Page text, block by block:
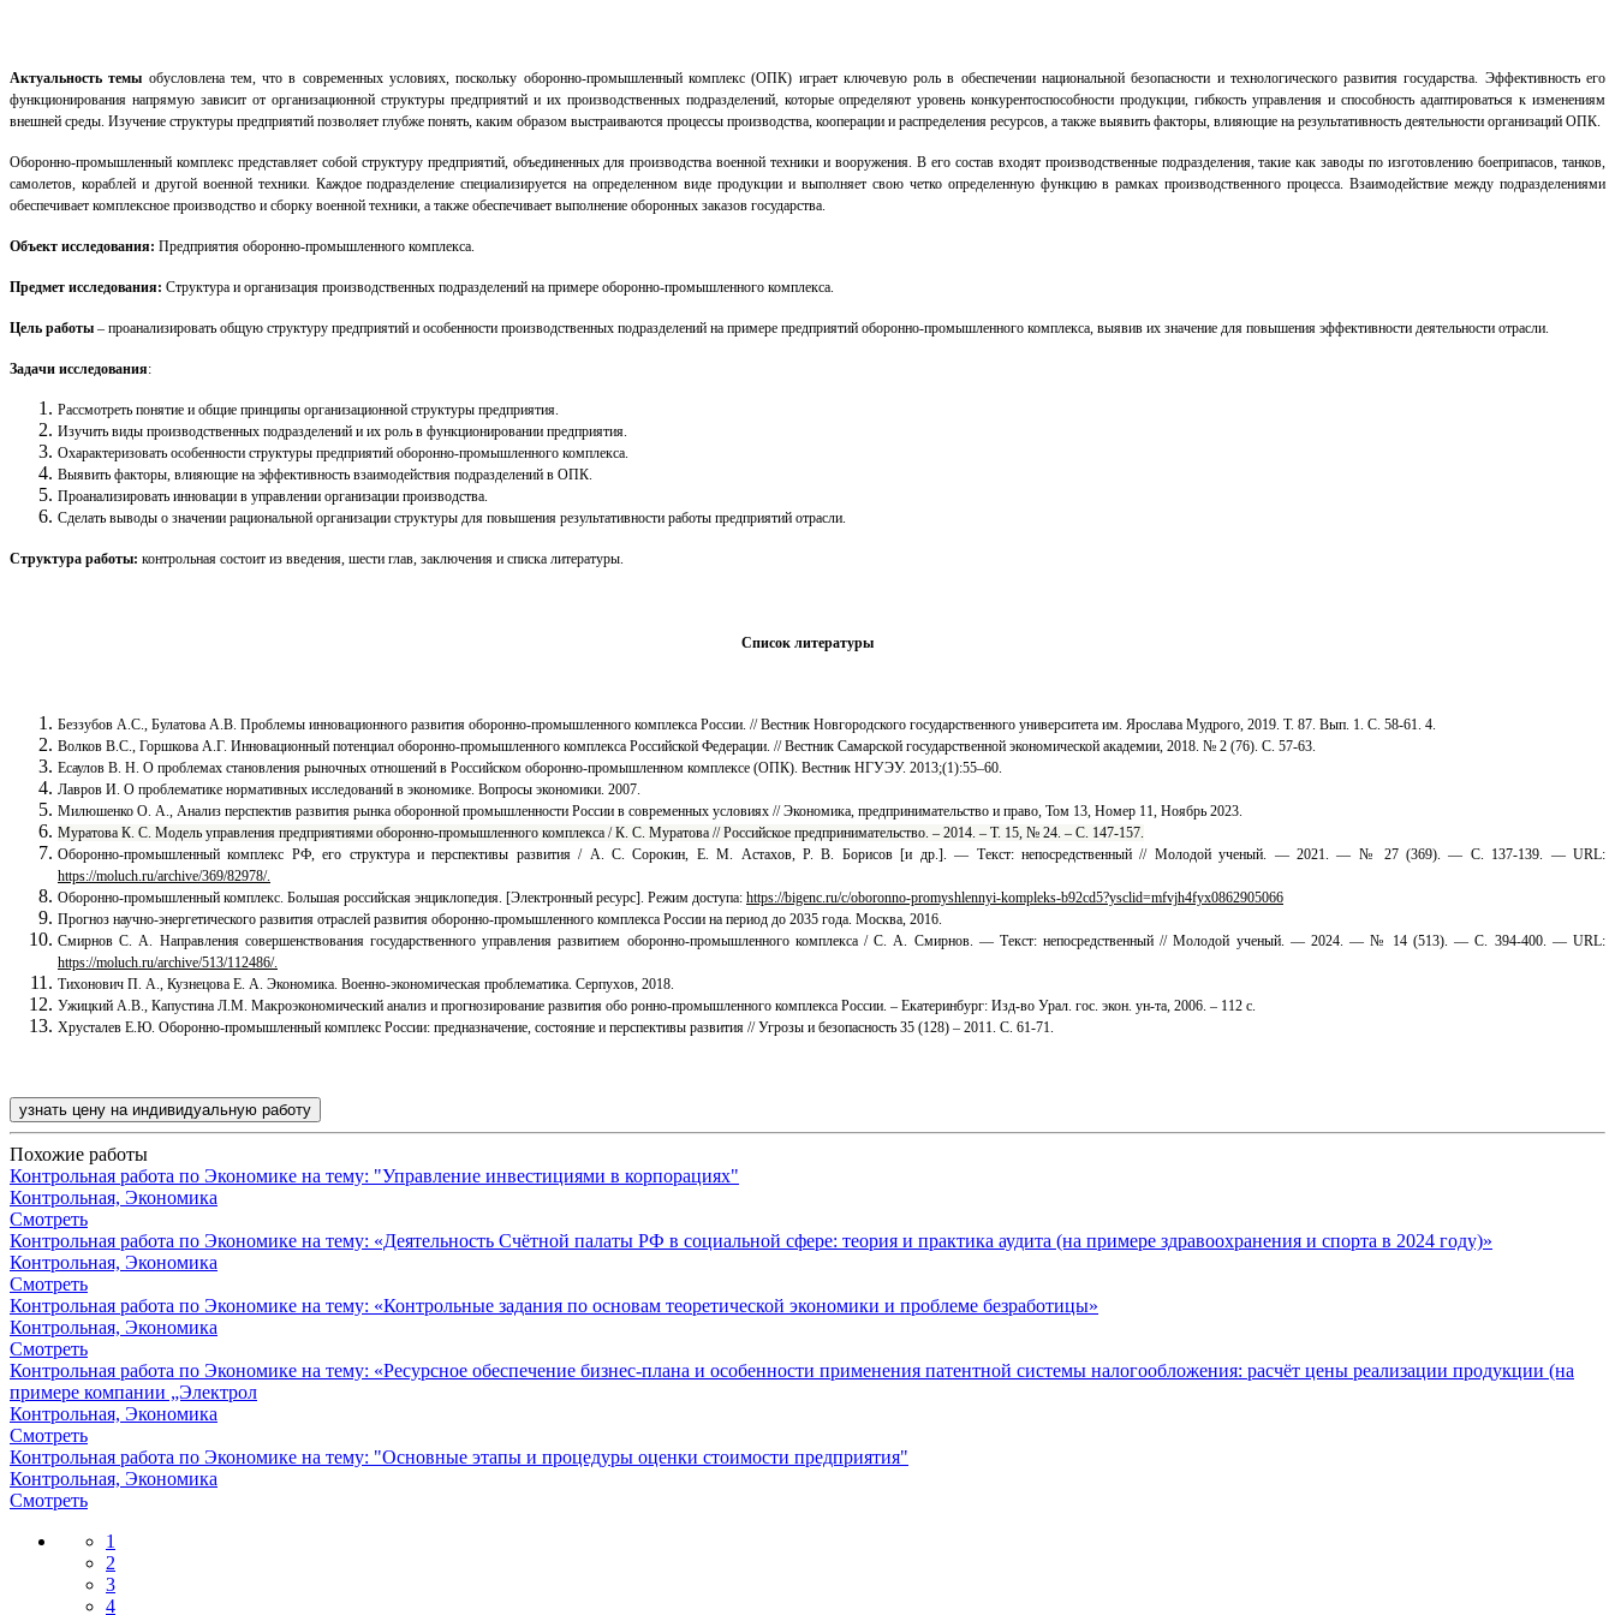
Актуальность темы обусловлена тем, что в современных условиях, поскольку оборонно-промышленный комплекс (ОПК) играет ключевую роль в обеспечении национальной безопасности и технологического развития государства. Эффективность его
функционирования напрямую зависит от организационной структуры предприятий и их производственных подразделений, которые определяют уровень конкурентоспособности продукции, гибкость управления и способность адаптироваться к изменениям
внешней среды. Изучение структуры предприятий позволяет глубже понять, каким образом выстраиваются процессы производства, кооперации и распределения ресурсов, а также выявить факторы, влияющие на результативность деятельности организаций ОПК.
Оборонно-промышленный комплекс представляет собой структуру предприятий, объединенных для производства военной техники и вооружения. В его состав входят производственные подразделения, такие как заводы по изготовлению боеприпасов, танков,
самолетов, кораблей и другой военной техники. Каждое подразделение специализируется на определенном виде продукции и выполняет свою четко определенную функцию в рамках производственного процесса. Взаимодействие между подразделениями
обеспечивает комплексное производство и сборку военной техники, а также обеспечивает выполнение оборонных заказов государства.
Объект исследования: Предприятия оборонно-промышленного комплекса.
Предмет исследования: Структура и организация производственных подразделений на примере оборонно-промышленного комплекса.
Цель работы – проанализировать общую структуру предприятий и особенности производственных подразделений на примере предприятий оборонно-промышленного комплекса, выявив их значение для повышения эффективности деятельности отрасли.
Задачи исследования:
Рассмотреть понятие и общие принципы организационной структуры предприятия.
Изучить виды производственных подразделений и их роль в функционировании предприятия.
Охарактеризовать особенности структуры предприятий оборонно-промышленного комплекса.
Выявить факторы, влияющие на эффективность взаимодействия подразделений в ОПК.
Проанализировать инновации в управлении организации производства.
Сделать выводы о значении рациональной организации структуры для повышения результативности работы предприятий отрасли.
Структура работы: контрольная состоит из введения, шести глав, заключения и списка литературы.
Список литературы
Беззубов А.С., Булатова А.В. Проблемы инновационного развития оборонно-промышленного комплекса России. // Вестник Новгородского государственного университета им. Ярослава Мудрого, 2019. Т. 87. Вып. 1. С. 58-61. 4.
Волков В.С., Горшкова А.Г. Инновационный потенциал оборонно-промышленного комплекса Российской Федерации. // Вестник Самарской государственной экономической академии, 2018. № 2 (76). С. 57-63.
Есаулов В. Н. О проблемах становления рыночных отношений в Российском оборонно-промышленном комплексе (ОПК). Вестник НГУЭУ. 2013;(1):55–60.
Лавров И. О проблематике нормативных исследований в экономике. Вопросы экономики. 2007.
Милюшенко О. А., Анализ перспектив развития рынка оборонной промышленности России в современных условиях // Экономика, предпринимательство и право, Том 13, Номер 11, Ноябрь 2023.
Муратова К. С. Модель управления предприятиями оборонно-промышленного комплекса / К. С. Муратова // Российское предпринимательство. – 2014. – Т. 15, № 24. – С. 147-157.
Оборонно-промышленный комплекс РФ, его структура и перспективы развития / А. С. Сорокин, Е. М. Астахов, Р. В. Борисов [и др.]. — Текст: непосредственный // Молодой ученый. — 2021. — № 27 (369). — С. 137-139. — URL:
https://moluch.ru/archive/369/82978/.
Оборонно-промышленный комплекс. Большая российская энциклопедия. [Электронный ресурс]. Режим доступа: https://bigenc.ru/c/oboronno-promyshlennyi-kompleks-b92cd5?ysclid=mfvjh4fyx0862905066
Прогноз научно-энергетического развития отраслей развития оборонно-промышленного комплекса России на период до 2035 года. Москва, 2016.
Смирнов С. А. Направления совершенствования государственного управления развитием оборонно-промышленного комплекса / С. А. Смирнов. — Текст: непосредственный // Молодой ученый. — 2024. — № 14 (513). — С. 394-400. — URL:
https://moluch.ru/archive/513/112486/.
Тихонович П. А., Кузнецова Е. А. Экономика. Военно-экономическая проблематика. Серпухов, 2018.
Ужицкий А.В., Капустина Л.М. Макроэкономический анализ и прогнозирование развития обо ронно-промышленного комплекса России. – Екатеринбург: Изд-во Урал. гос. экон. ун-та, 2006. – 112 с.
Хрусталев Е.Ю. Оборонно-промышленный комплекс России: предназначение, состояние и перспективы развития // Угрозы и безопасность 35 (128) – 2011. С. 61-71.
узнать цену на индивидуальную работу
Похожие работы
Контрольная работа по Экономике на тему: "Управление инвестициями в корпорациях"
Контрольная, Экономика
Смотреть
Контрольная работа по Экономике на тему: «Деятельность Счётной палаты РФ в социальной сфере: теория и практика аудита (на примере здравоохранения и спорта в 2024 году)»
Контрольная, Экономика
Смотреть
Контрольная работа по Экономике на тему: «Контрольные задания по основам теоретической экономики и проблеме безработицы»
Контрольная, Экономика
Смотреть
Контрольная работа по Экономике на тему: «Ресурсное обеспечение бизнес‑плана и особенности применения патентной системы налогообложения: расчёт цены реализации продукции (на
примере компании „Электрол
Контрольная, Экономика
Смотреть
Контрольная работа по Экономике на тему: "Основные этапы и процедуры оценки стоимости предприятия"
Контрольная, Экономика
Смотреть
1
2
3
4